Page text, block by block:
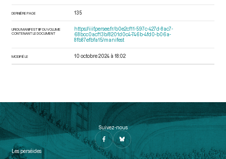
DERNIÈRE PAGE 135
URI DU MANIFEST IIIF DU VOLUME
CONTENANT LE DOCUMENT
https://iiif.persee.fr/b0e2cf11-597c-427d-8ac7-
68bcc0acf13b/8201d0c4-746b-4fd0-b06a-
8fb87efbfa15/manifest
MODIFIÉ LE 10 octobre 2024 à 18:02
Suivez-nous
Les perséides